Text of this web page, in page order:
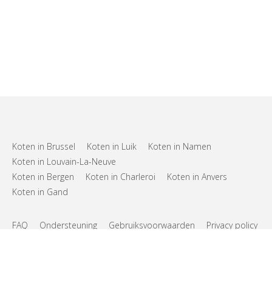
Koten in Brussel Koten in Luik
Koten in Namen
Koten in Louvain-La-Neuve
Koten in Bergen
Koten in Charleroi
Koten in Anvers
Koten in Gand
FAQ Ondersteuning Gebruiksvoorwaarden Privacy policy